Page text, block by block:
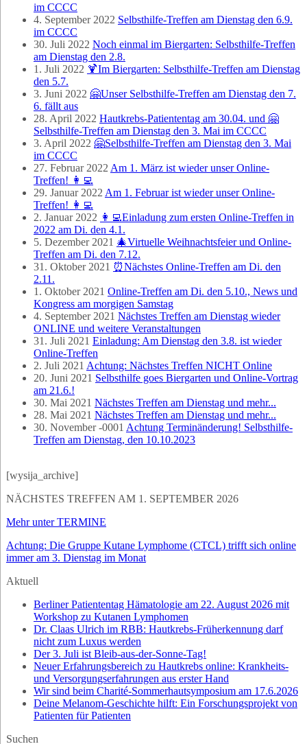
im CCCC
4. September 2022 Selbsthilfe-Treffen am Dienstag den 6.9.
im CCCC
30. Juli 2022 Noch einmal im Biergarten: Selbsthilfe-Treffen
am Dienstag den 2.8.
1. Juli 2022 🍹Im Biergarten: Selbsthilfe-Treffen am Dienstag
den 5.7.
3. Juni 2022 🤗Unser Selbsthilfe-Treffen am Dienstag den 7.
6. fällt aus
28. April 2022 Hautkrebs-Patiententag am 30.04. und 🤗
Selbsthilfe-Treffen am Dienstag den 3. Mai im CCCC
3. April 2022 🤗Selbsthilfe-Treffen am Dienstag den 3. Mai
im CCCC
27. Februar 2022 Am 1. März ist wieder unser Online-
Treffen! 👩‍💻
29. Januar 2022 Am 1. Februar ist wieder unser Online-
Treffen! 👩‍💻
2. Januar 2022 👩‍💻Einladung zum ersten Online-Treffen in
2022 am Di. den 4.1.
5. Dezember 2021 🎄Virtuelle Weihnachtsfeier und Online-
Treffen am Di. den 7.12.
31. Oktober 2021 ⏰Nächstes Online-Treffen am Di. den
2.11.
1. Oktober 2021 Online-Treffen am Di. den 5.10., News und
Kongress am morgigen Samstag
4. September 2021 Nächstes Treffen am Dienstag wieder
ONLINE und weitere Veranstaltungen
31. Juli 2021 Einladung: Am Dienstag den 3.8. ist wieder
Online-Treffen
2. Juli 2021 Achtung: Nächstes Treffen NICHT Online
20. Juni 2021 Selbsthilfe goes Biergarten und Online-Vortrag
am 21.6.!
30. Mai 2021 Nächstes Treffen am Dienstag und mehr...
28. Mai 2021 Nächstes Treffen am Dienstag und mehr...
30. November -0001 Achtung Terminänderung! Selbsthilfe-
Treffen am Dienstag, den 10.10.2023
[wysija_archive]
NÄCHSTES TREFFEN AM 1. SEPTEMBER 2026
Mehr unter TERMINE
Achtung: Die Gruppe Kutane Lymphome (CTCL) trifft sich online
immer am 3. Dienstag im Monat
Aktuell
Berliner Patiententag Hämatologie am 22. August 2026 mit
Workshop zu Kutanen Lymphomen
Dr. Claas Ulrich im RBB: Hautkrebs-Früherkennung darf
nicht zum Luxus werden
Der 3. Juli ist Bleib-aus-der-Sonne-Tag!
Neuer Erfahrungsbereich zu Hautkrebs online: Krankheits-
und Versorgungserfahrungen aus erster Hand
Wir sind beim Charité-Sommerhautsymposium am 17.6.2026
Deine Melanom-Geschichte hilft: Ein Forschungsprojekt von
Patienten für Patienten
Suchen